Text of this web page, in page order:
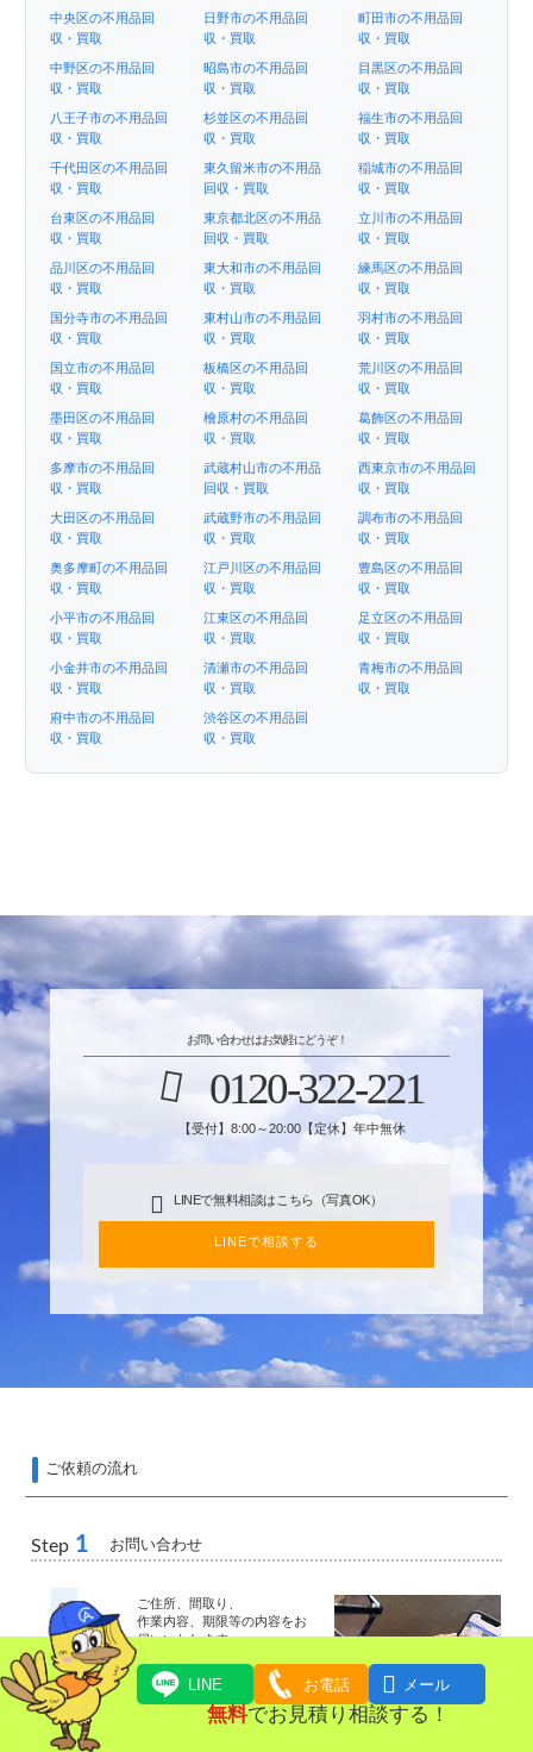
中央区の不用品回
収・買取
中野区の不用品回
収・買取
八王子市の不用品回
収・買取
千代田区の不用品回
収・買取
台東区の不用品回
収・買取
品川区の不用品回
収・買取
国分寺市の不用品回
収・買取
国立市の不用品回
収・買取
墨田区の不用品回
収・買取
多摩市の不用品回
収・買取
大田区の不用品回
収・買取
奥多摩町の不用品回
収・買取
小平市の不用品回
収・買取
小金井市の不用品回
収・買取
府中市の不用品回
収・買取
日野市の不用品回
収・買取
昭島市の不用品回
収・買取
杉並区の不用品回
収・買取
東久留米市の不用品
回収・買取
東京都北区の不用品
回収・買取
東大和市の不用品回
収・買取
東村山市の不用品回
収・買取
板橋区の不用品回
収・買取
檜原村の不用品回
収・買取
武蔵村山市の不用品
回収・買取
武蔵野市の不用品回
収・買取
江戸川区の不用品回
収・買取
江東区の不用品回
収・買取
清瀬市の不用品回
収・買取
渋谷区の不用品回
収・買取
町田市の不用品回
収・買取
目黒区の不用品回
収・買取
福生市の不用品回
収・買取
稲城市の不用品回
収・買取
立川市の不用品回
収・買取
練馬区の不用品回
収・買取
羽村市の不用品回
収・買取
荒川区の不用品回
収・買取
葛飾区の不用品回
収・買取
西東京市の不用品回
収・買取
調布市の不用品回
収・買取
豊島区の不用品回
収・買取
足立区の不用品回
収・買取
青梅市の不用品回
収・買取
お問い合わせはお気軽にどうぞ！
0120-322-221
【受付】8:00～20:00【定休】年中無休
LINEで無料相談はこちら（写真OK）
LINEで相談する
ご依頼の流れ
Step 1 お問い合わせ
ご住所、間取り、
作業内容、期限等の内容をお
伺いいたします。
LINE お電話  メール
無料でお見積り相談する！